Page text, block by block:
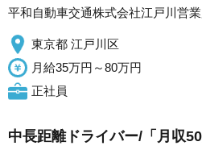
平和自動車交通株式会社江戸川営
東京都 江戸川区
月給35万円～80万円
正社員
中長距離ドライバー/「月収